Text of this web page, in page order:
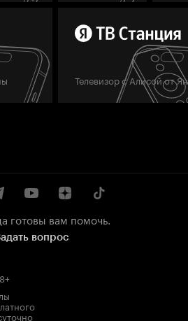
Телевизор с Алисой от
готовы вам помочь.
вопрос